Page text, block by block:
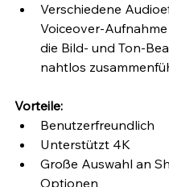
Verschiedene
Voiceover-
die Bild- und Ton-
nahtlos
Vorteile:
Benutzerfreundlich
Unterstützt 4K
Große Auswahl an
Optionen